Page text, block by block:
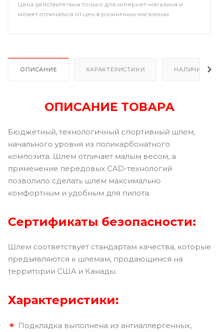
Цена действительна только для интернет-магазина и
может отличаться от цен в розничных магазинах
ОПИСАНИЕ ХАРАКТЕРИСТИКИ НАЛИЧИЕ В
ОПИСАНИЕ ТОВАРА
Бюджетный, технологичный спортивный шлем,
начального уровня из поликарбонатного
композита. Шлем отличает малым весом, а
применение передовых CAD-технологий
позволило сделать шлем максимально
комфортным и удобным для пилота.
Сертификаты безопасности:
Шлем соответствует стандартам качества, которые
предъявляются к шлемам, продающимся на
территории США и Канады.
Характеристики:
Подкладка выполнена из антиаллергенных,